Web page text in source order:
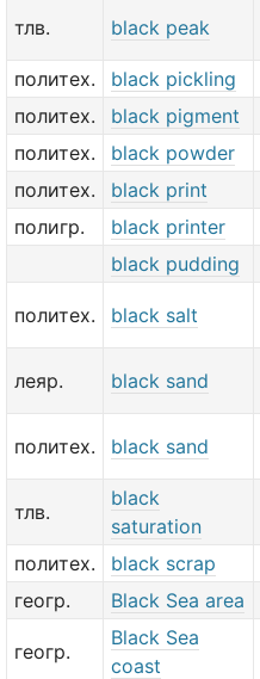
тлв. black peak
политех.
black pickling
политех.
black pigment
политех.
black powder
политех.
black print
полигр.
black printer
black pudding
политех. black salt
леяр. black sand
политех. black sand
тлв.
black
saturation
политех.
black scrap
геогр.
Black Sea area
геогр.
Black Sea
coast